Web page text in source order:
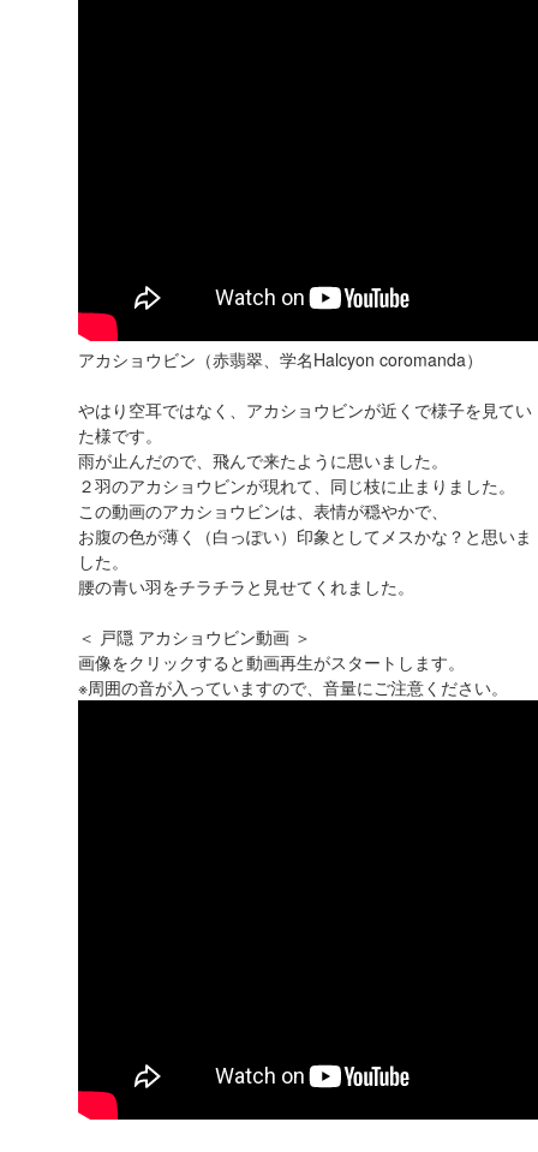
アカショウビン（赤翡翠、学名Halcyon coromanda）
やはり空耳ではなく、アカショウビンが近くで様子を見てい
た様です。
雨が止んだので、飛んで来たように思いました。
２羽のアカショウビンが現れて、同じ枝に止まりました。
この動画のアカショウビンは、表情が穏やかで、
お腹の色が薄く（白っぽい）印象としてメスかな？と思いま
した。
腰の青い羽をチラチラと見せてくれました。
＜ ‪戸隠 アカショウビン動画‬ ＞
画像をクリックすると動画再生がスタートします。
※周囲の音が入っていますので、音量にご注意ください。